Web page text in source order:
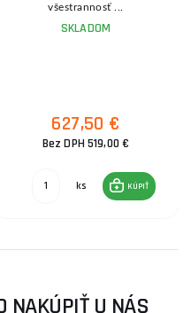
všestrannosť ...
SKLADOM
627,50 €
Bez DPH 519,00 €
ks KÚPIŤ
NAKÚPIŤ U NÁS